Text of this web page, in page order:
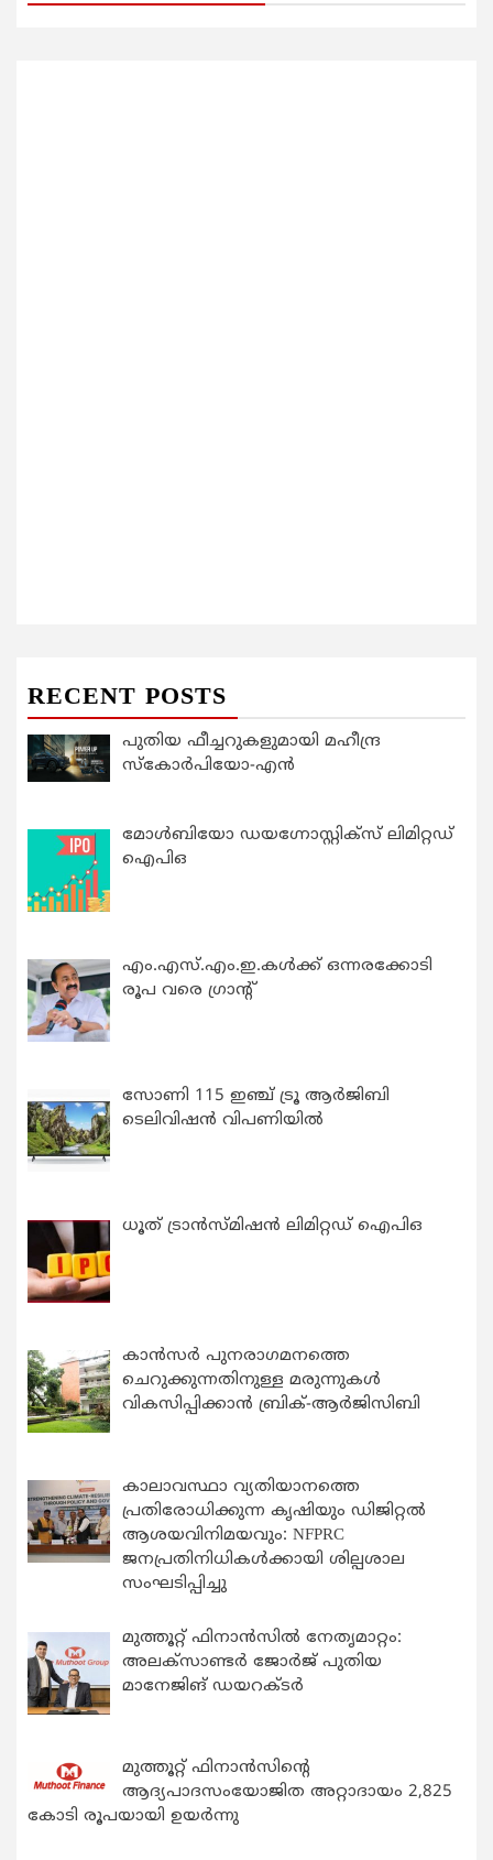
RECENT POSTS
പുതിയ ഫീച്ചറുകളുമായി മഹീന്ദ്ര
സ്കോർപിയോ-എൻ
മോൾബിയോ ഡയഗ്നോസ്റ്റിക്സ് ലിമിറ്റഡ്
ഐപിഒ
എം.എസ്.എം.ഇ.കൾക്ക് ഒന്നരക്കോടി
രൂപ വരെ ഗ്രാന്റ്
സോണി 115 ഇഞ്ച് ട്രൂ ആർജിബി
ടെലിവിഷൻ വിപണിയിൽ
ധൂത് ട്രാൻസ്മിഷൻ ലിമിറ്റഡ് ഐപിഒ
കാന്‍സര്‍ പുനരാഗമനത്തെ
ചെറുക്കുന്നതിനുള്ള മരുന്നുകള്‍
വികസിപ്പിക്കാന്‍ ബ്രിക്-ആര്‍ജിസിബി
കാലാവസ്ഥാ വ്യതിയാനത്തെ
പ്രതിരോധിക്കുന്ന കൃഷിയും ഡിജിറ്റൽ
ആശയവിനിമയവും: NFPRC
ജനപ്രതിനിധികൾക്കായി ശില്പശാല
സംഘടിപ്പിച്ചു
മുത്തൂറ്റ് ഫിനാൻസിൽ നേതൃമാറ്റം:
അലക്സാണ്ടർ ജോർജ് പുതിയ
മാനേജിങ് ഡയറക്ടർ
മുത്തൂറ്റ് ഫിനാൻസിന്റെ
ആദ്യപാദസംയോജിത അറ്റാദായം 2,825
കോടി രൂപയായി ഉയർന്നു